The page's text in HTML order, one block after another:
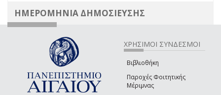
ΗΜΕΡΟΜΗΝΙΑ ΔΗΜΟΣΙΕΥΣΗΣ
ΧΡΗΣΙΜΟΙ ΣΥΝΔΕΣΜΟΙ
Βιβλιοθήκη
Παροχές Φοιτητικής
Μέριμνας